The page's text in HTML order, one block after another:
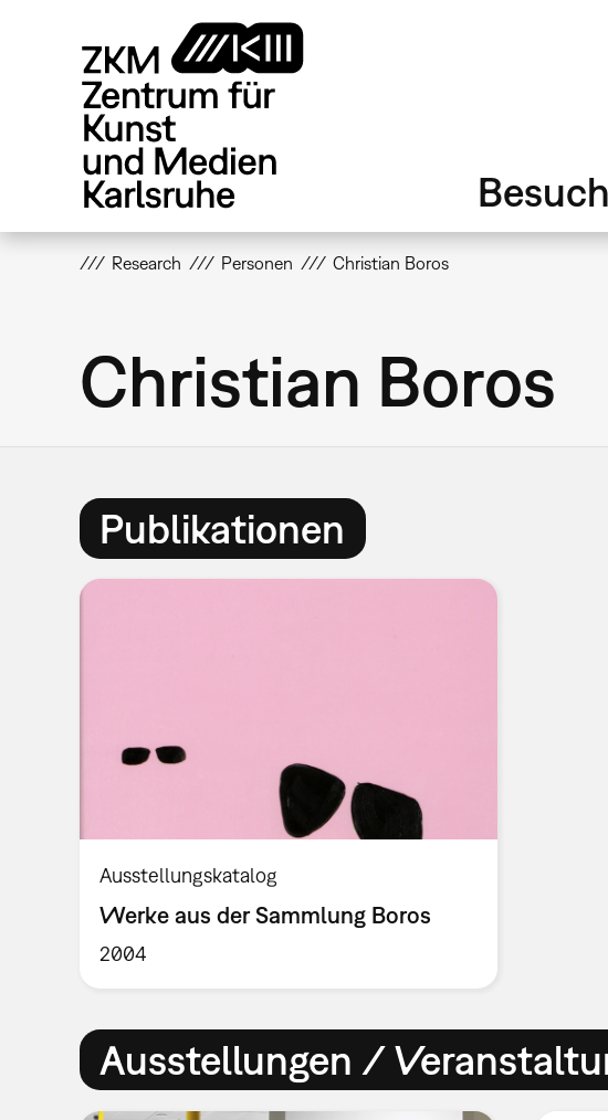
Besuch
Research Personen Christian Boros
Christian Boros
Publikationen
Ausstellungskatalog
Werke aus der Sammlung Boros
2004
Ausstellungen /